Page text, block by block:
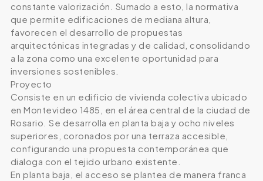
constante valorización. Sumado a esto, la normativa
que permite edificaciones de mediana altura,
favorecen el desarrollo de propuestas
arquitectónicas integradas y de calidad, consolidando
a la zona como una excelente oportunidad para
inversiones sostenibles.
Proyecto
Consiste en un edificio de vivienda colectiva ubicado
en Montevideo 1485, en el área central de la ciudad de
Rosario. Se desarrolla en planta baja y ocho niveles
superiores, coronados por una terraza accesible,
configurando una propuesta contemporánea que
dialoga con el tejido urbano existente.
En planta baja, el acceso se plantea de manera franca